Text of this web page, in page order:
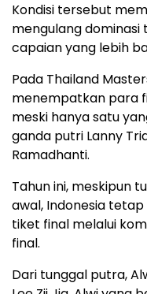
Kondisi tersebut
mengulang dominasi
capaian yang lebih
Pada Thailand
menempatkan para
meski hanya satu
ganda putri Lanny
Ramadhanti.
Tahun ini, meskipun
awal, Indonesia
tiket final melalui
final.
Dari tunggal putra,